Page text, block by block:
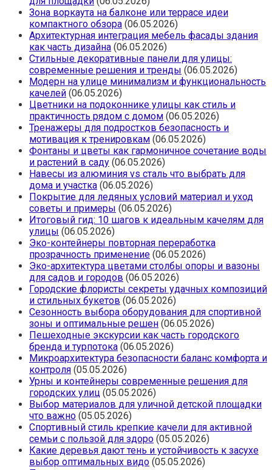
Зона воркаута на балконе или террасе идеи
компактного обзора (06.05.2026)
Архитектурная интеграция мебель фасады здания
как часть дизайна (06.05.2026)
Стильные декоративные панели для улицы:
современные решения и тренды (06.05.2026)
Модерн на улице минимализм и функциональность
качелей (06.05.2026)
Цветники на подоконнике улицы как стиль и
практичность рядом с домом (06.05.2026)
Тренажеры для подростков безопасность и
мотивация к тренировкам (06.05.2026)
Фонтаны и цветы как гармоничное сочетание воды
и растений в саду (06.05.2026)
Навесы из алюминия vs сталь что выбрать для
дома и участка (06.05.2026)
Покрытие для ледяных условий материал и уход
советы и примеры (06.05.2026)
Итоговый гид: 10 шагов к идеальным качелям для
улицы (06.05.2026)
Эко-контейнеры повторная переработка
прозрачность применение (06.05.2026)
Эко-архитектура цветами столбы опоры и вазоны
для садов и городов (06.05.2026)
Городские флористы секреты удачных композиций
и стильных букетов (06.05.2026)
Сезонность выбора оборудования для спортивной
зоны и оптимальные решен (06.05.2026)
Пешеходные экскурсии как часть городского
бренда и турпотока (06.05.2026)
Микроархитектура безопасности баланс комфорта и
контроля (05.05.2026)
Урны и контейнеры современные решения для
городских улиц (05.05.2026)
Выбор материалов для уличной детской площадки
что важно (05.05.2026)
Спортивный стиль крепкие качели для активной
семьи с пользой для здоро (05.05.2026)
Какие деревья дают тень и устойчивость к засухе
выбор оптимальных видо (05.05.2026)